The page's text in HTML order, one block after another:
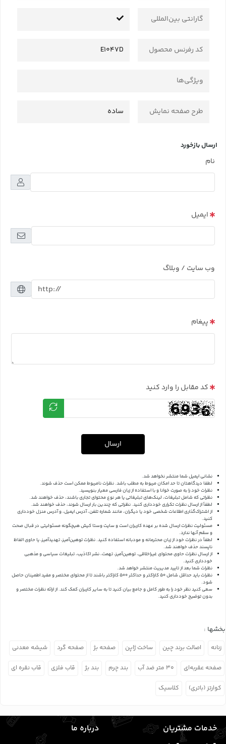
گارانتی بین‌المللی
کد رفرنس محصول E1047D
ویژگی‌ها
طرح صفحه نمایش ساده
ارسال بازخورد
نام
ایمیل
وب سایت / وبلاگ
پیغام
کد مقابل را وارد کنید
ارسال
نشانی ایمیل شما منتشر نخواهد شد.
لطفا دیدگاهتان تا حد امکان مربوط به مطلب باشد. نظرات نامربوط ممکن است حذف شوند.
نظرات خود را به صورت خوانا و با استفاده از زبان فارسی معیار بنویسید.
نظراتی که شامل تبلیغات، لینک‌های تبلیغاتی یا هر نوع محتوای تجاری باشند، حذف خواهند شد.
لطفاً از ارسال نظرات تکراری خودداری کنید. نظراتی که چندین بار ارسال شوند، حذف خواهند شد.
از اشتراک‌گذاری اطلاعات شخصی خود یا دیگران، مانند شماره تلفن، آدرس ایمیل، و آدرس منزل خودداری
کنید.
مسئولیت نظرات ارسال شده بر عهده کاربران است و سایت وستا کیش هیچگونه مسئولیتی در قبال صحت
و سقم آنها ندارد.
لطفاً در نظرات خود از زبان محترمانه و مودبانه استفاده کنید. نظرات توهین‌آمیز، تهدیدآمیز، یا حاوی الفاظ
ناپسند حذف خواهند شد.
از ارسال نظرات حاوی محتوای غیراخلاقی، توهین‌آمیز، تهمت، نشر اکاذیب، تبلیغات سیاسی و مذهبی
خودداری کنید.
نظرات شما بعد از تایید مدیریت منتشر خواهد شد.
نظرات باید حداقل شامل 50 کاراکتر و حداکثر 500 کاراکتر باشند تا از محتوای مختصر و مفید اطمینان حاصل
شود.
سعی کنید نظر خود را به طور کامل و جامع بیان کنید تا به سایر کاربران کمک کند.از ارائه نظرات مختصر و
بدون توضیح خودداری کنید.
بخشها :
زنانه اصالت برند چین ساخت ژاپن صفحه بژ صفحه گرد شیشه معدنی
صفحه عقربه‌ای ۳۰ متر ضد آب بند چرم بند بژ قاب فلزی قاب نقره ای
کوارتز (باتری) کلاسیک
خدمات مشتریان
درباره ما